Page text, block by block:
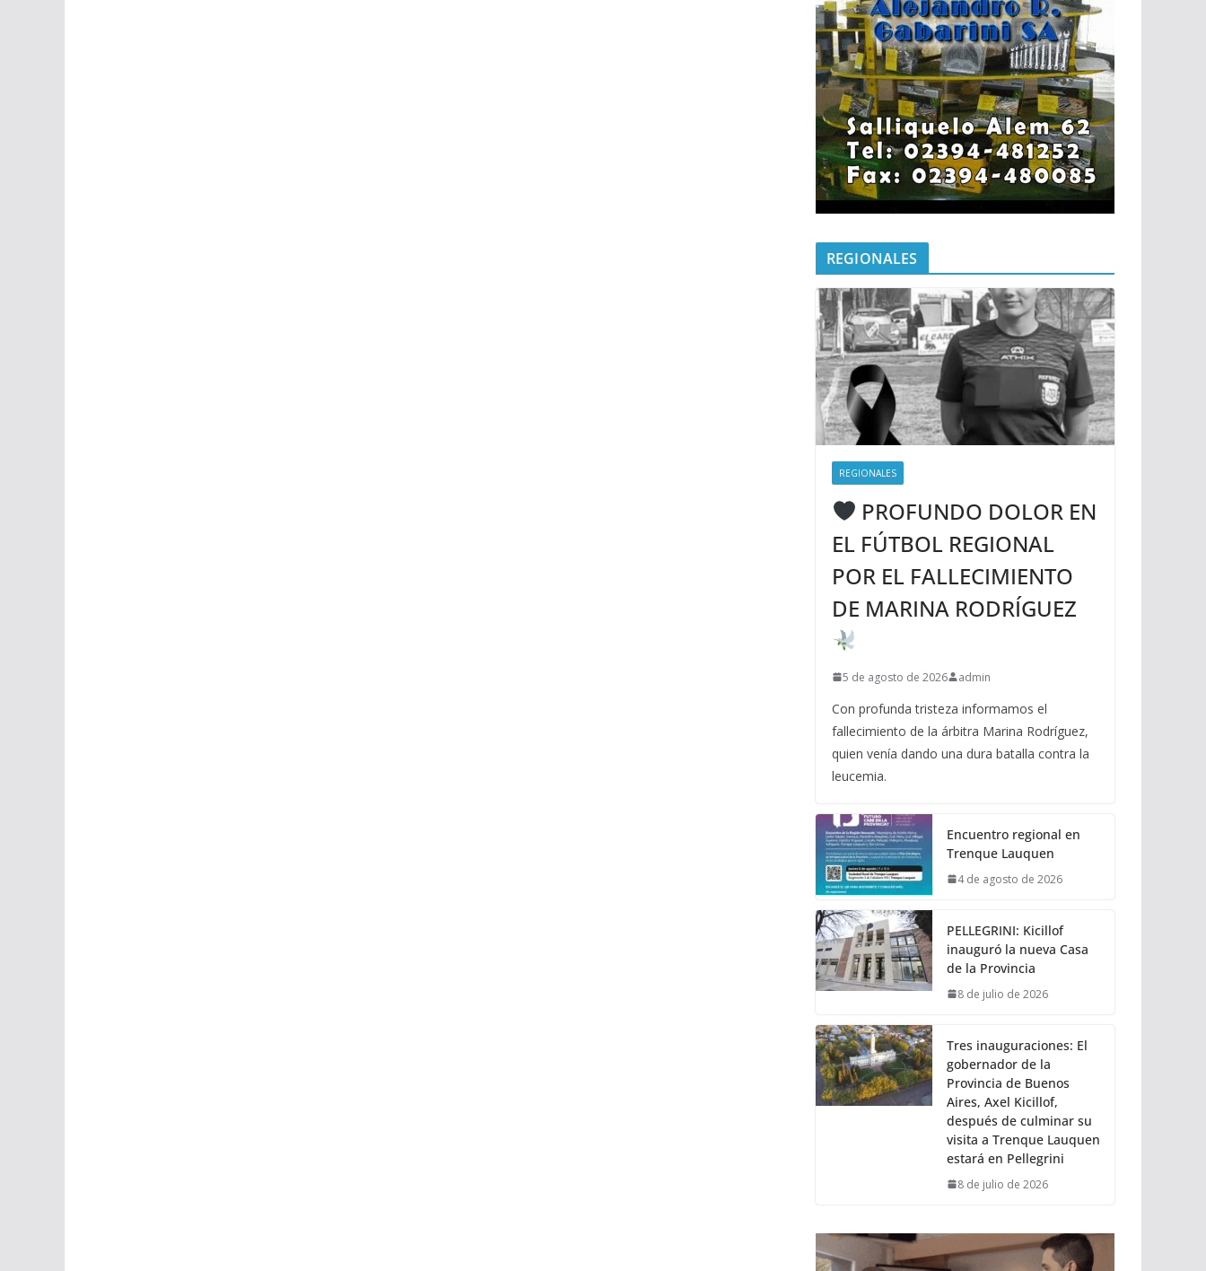
REGIONALES
REGIONALES
PROFUNDO DOLOR EN
EL FÚTBOL REGIONAL
POR EL FALLECIMIENTO
DE MARINA RODRÍGUEZ
5 de agosto de 2026 admin
Con profunda tristeza informamos el
fallecimiento de la árbitra Marina Rodríguez,
quien venía dando una dura batalla contra la
leucemia.
Encuentro regional en
Trenque Lauquen
4 de agosto de 2026
PELLEGRINI: Kicillof
inauguró la nueva Casa
de la Provincia
8 de julio de 2026
Tres inauguraciones: El
gobernador de la
Provincia de Buenos
Aires, Axel Kicillof,
después de culminar su
visita a Trenque Lauquen
estará en Pellegrini
8 de julio de 2026